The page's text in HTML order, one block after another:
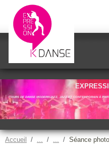
COURS DE DANSE MODERN'JAZZ, JAZZ ET CONTEMPORAIN À
Accueil Séance
Panneau de gestion des